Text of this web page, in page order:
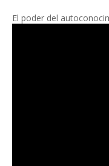
El poder del